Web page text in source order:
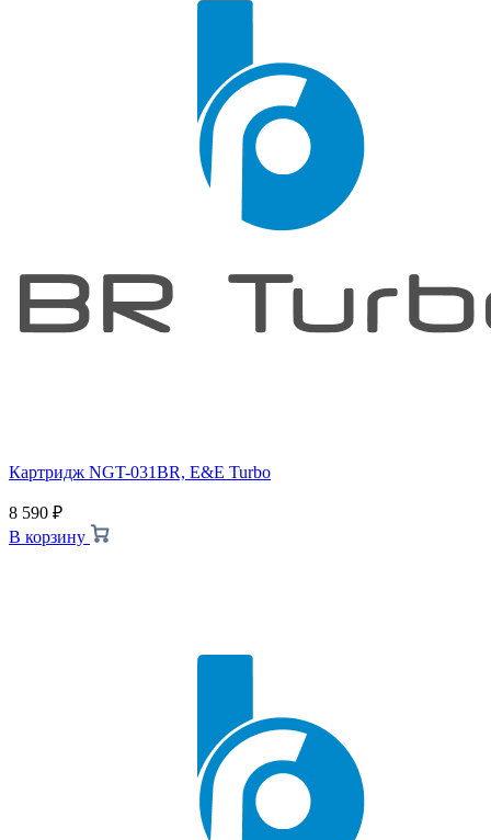
Картридж NGT-031BR, E&E Turbo
8 590 ₽
В корзину